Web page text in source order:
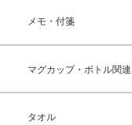
メモ・付箋
マグカップ・ボトル関連
タオル